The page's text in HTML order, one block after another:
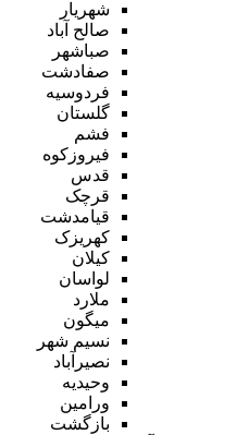
شهریار
صالح آباد
صباشهر
صفادشت
فردوسیه
گلستان
فشم
فیروزکوه
قدس
قرچک
قیامدشت
کهریزک
کیلان
لواسان
ملارد
میگون
نسیم شهر
نصیرآباد
وحیدیه
ورامین
بازگشت